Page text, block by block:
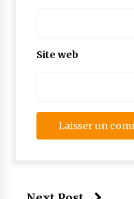
Site web